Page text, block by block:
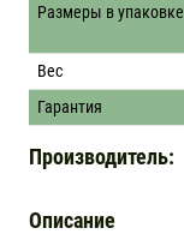
Описание
Размеры в упаковке
Вес
Гарантия
Производитель: